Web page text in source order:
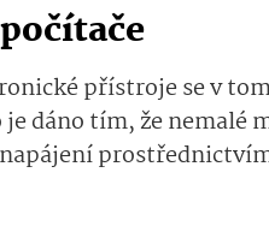
přístroje se v
dáno tím, že nemalé